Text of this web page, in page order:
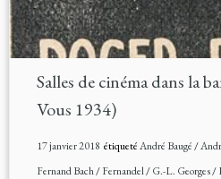
Salles de cinéma dans la
Vous 1934)
17 janvier 2018 étiquetéAndré Baugé/
Fernand Bach/Fernandel/G.-L. Georges/